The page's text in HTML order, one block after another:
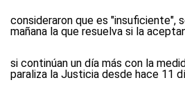
consideraron que es "insuficiente",
mañana la que resuelva si la
si continúan un día más con la
paraliza la Justicia desde hace 11